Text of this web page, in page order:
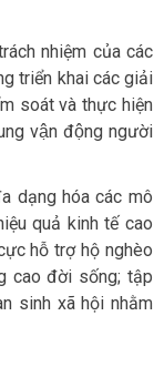
nhiệm của các
triển khai các giải
soát và thực hiện
vận động người
dạng hóa các mô
quả kinh tế cao
hỗ trợ hộ nghèo
cao đời sống; tập
sinh xã hội nhằm